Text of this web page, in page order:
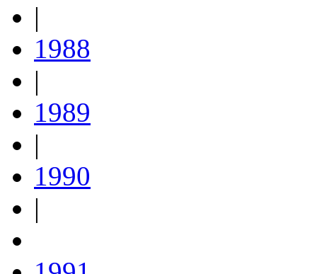
|
1988
|
1989
|
1990
|